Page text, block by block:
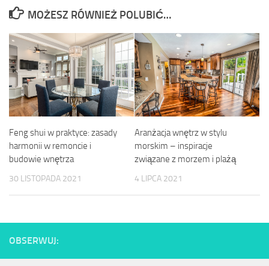
MOŻESZ RÓWNIEŻ POLUBIĆ…
Feng shui w praktyce: zasady
harmonii w remoncie i
budowie wnętrza
30 LISTOPADA 2021
Aranżacja wnętrz w stylu
morskim – inspiracje
związane z morzem i plażą
4 LIPCA 2021
OBSERWUJ: